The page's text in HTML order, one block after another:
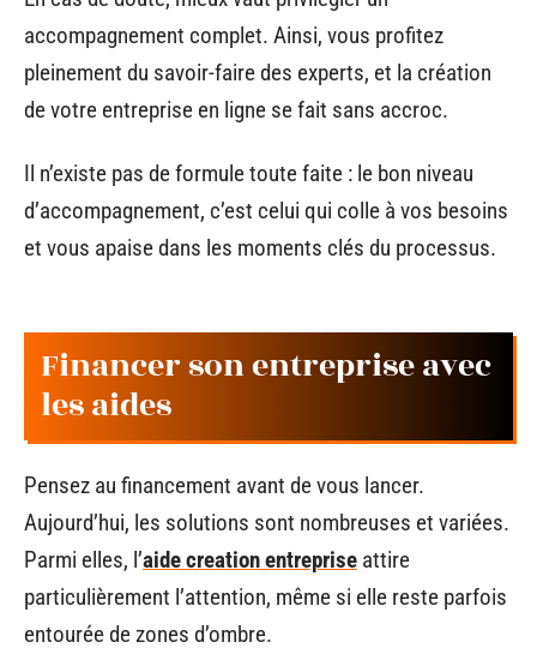
accompagnement complet. Ainsi, vous profitez
pleinement du savoir-faire des experts, et la création
de votre entreprise en ligne se fait sans accroc.
Il n’existe pas de formule toute faite : le bon niveau
d’accompagnement, c’est celui qui colle à vos besoins
et vous apaise dans les moments clés du processus.
Financer son entreprise avec
les aides
Pensez au financement avant de vous lancer.
Aujourd’hui, les solutions sont nombreuses et variées.
Parmi elles, l’aide creation entreprise attire
particulièrement l’attention, même si elle reste parfois
entourée de zones d’ombre.